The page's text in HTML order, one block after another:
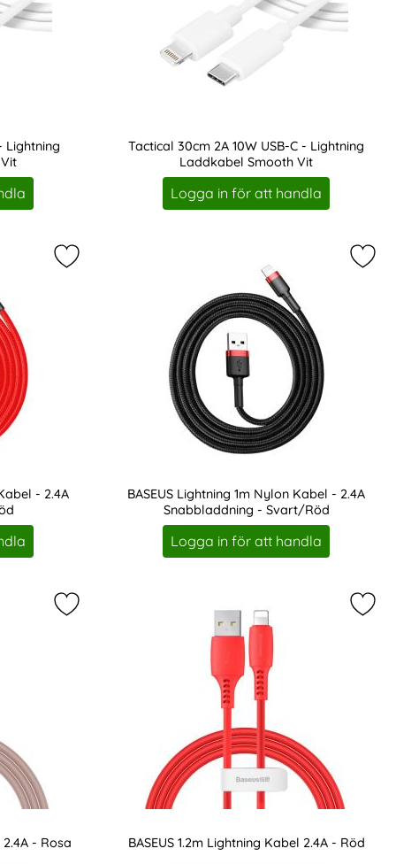
Lightning
Tactical 30cm 2A 10W USB-C - Lightning
Laddkabel Smooth Vit
Art. nr 216925
Logga in för att handla
- Vit som favorit
- 2.4A
Markera bASEUS 1m Lightning Nylon Kabel -
BASEUS Lightning 1m Nylon Kabel - 2.4A
Snabbladdning - Svart/Röd
Art. nr 8295
Logga in för att handla
Kabel - Svart/Guld som favorit
2.4A - Rosa
Markera bASEUS 1.2m Lightning Kabel 2.4A -
BASEUS 1.2m Lightning Kabel 2.4A - Röd